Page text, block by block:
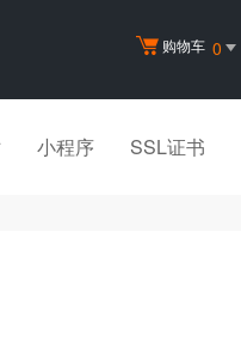
购物车 0
小程序 SSL证书